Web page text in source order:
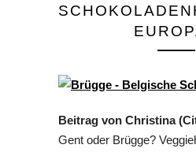
Beitrag von Christina
Gent oder Brügge?